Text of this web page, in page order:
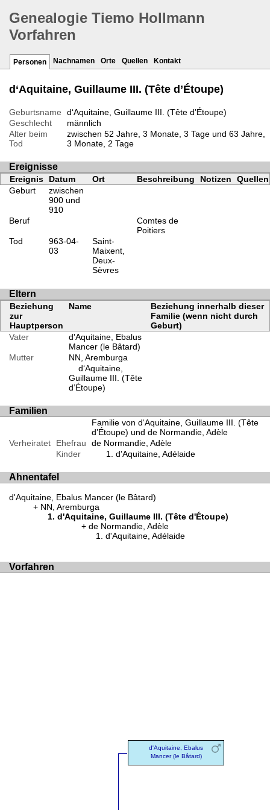
Genealogie Tiemo Hollmann
Vorfahren
Personen Nachnamen Orte Quellen Kontakt
d‘Aquitaine, Guillaume III. (Tête d’Étoupe)
Geburtsname
d‘Aquitaine, Guillaume III. (Tête d’Étoupe)
Geschlecht
männlich
Alter beim
Tod
zwischen 52 Jahre, 3 Monate, 3 Tage und 63 Jahre,
3 Monate, 2 Tage
Ereignisse
Ereignis Datum Ort Beschreibung Notizen
Quellen
Geburt
zwischen
900 und
910
Beruf
Comtes de
Poitiers
Tod
963-04-
03
Saint-
Maixent,
Deux-
Sèvres
Eltern
Beziehung
zur
Hauptperson
Name
Beziehung innerhalb dieser
Familie (wenn nicht durch
Geburt)
Vater
d'Aquitaine, Ebalus
Mancer (le Bâtard)
Mutter
NN, Aremburga
d‘Aquitaine,
Guillaume III. (Tête
d’Étoupe)
Familien
Familie von d‘Aquitaine, Guillaume III. (Tête
d’Étoupe) und de Normandie, Adèle
Verheiratet
Ehefrau
de Normandie, Adèle
Kinder
d'Aquitaine, Adélaide
Ahnentafel
d'Aquitaine, Ebalus Mancer (le Bâtard)
NN, Aremburga
d'Aquitaine, Guillaume III. (Tête d'Étoupe)
de Normandie, Adèle
d'Aquitaine, Adélaide
Vorfahren
d'Aquitaine, Ebalus
Mancer (le Bâtard)